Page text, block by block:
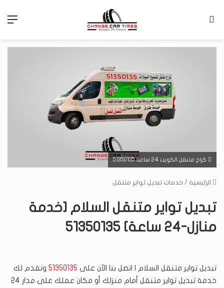
كراج متنقل الكويت 24 ساعة 51350135
الرئيسية / خدمات تبديل تواير متنقل
تبديل تواير متنقل السلام [خدمة
منازل-24 ساعة] 51350135
تبديل تواير متنقل السلام | اتصل بنا الآن على 51350135 ونقدم لك
خدمة تبديل تواير متنقل أمام منزلك أو مكان عملك على مدار 24